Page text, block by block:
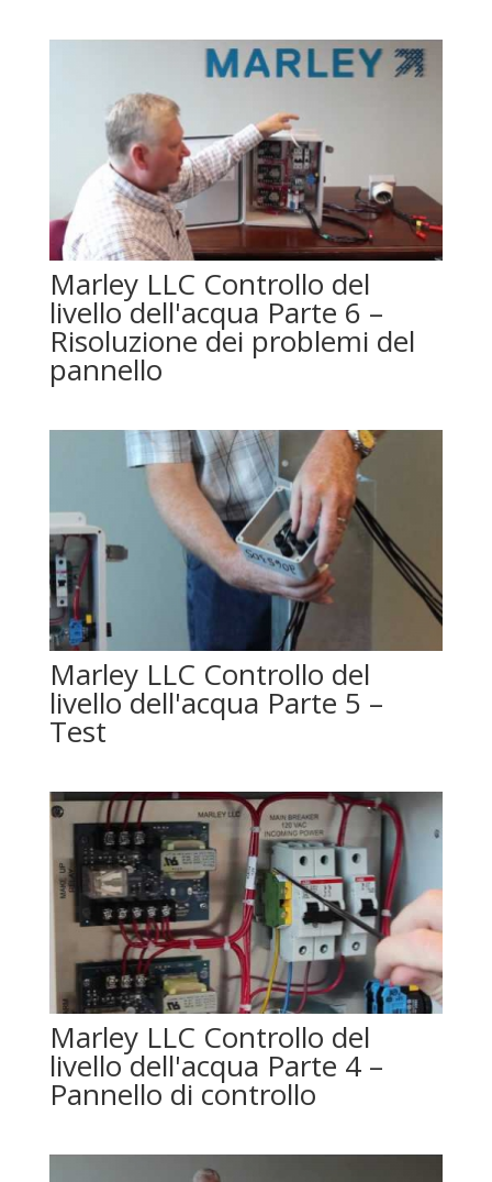
Marley LLC Controllo del
livello dell'acqua Parte 6 –
Risoluzione dei problemi del
pannello
Marley LLC Controllo del
livello dell'acqua Parte 5 –
Test
Marley LLC Controllo del
livello dell'acqua Parte 4 –
Pannello di controllo